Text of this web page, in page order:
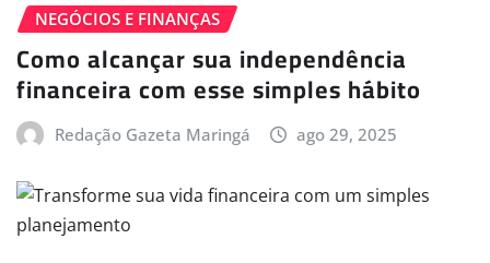
NEGÓCIOS E FINANÇAS
Como alcançar sua independência
financeira com esse simples hábito
Redação Gazeta Maringá ago 29, 2025